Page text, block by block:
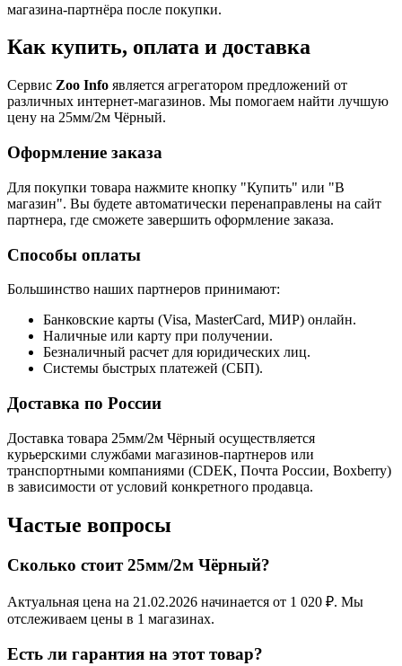
магазина-партнёра после покупки.
Как купить, оплата и доставка
Сервис Zoo Info является агрегатором предложений от
различных интернет-магазинов. Мы помогаем найти лучшую
цену на 25мм/2м Чёрный.
Оформление заказа
Для покупки товара нажмите кнопку "Купить" или "В
магазин". Вы будете автоматически перенаправлены на сайт
партнера, где сможете завершить оформление заказа.
Способы оплаты
Большинство наших партнеров принимают:
Банковские карты (Visa, MasterCard, МИР) онлайн.
Наличные или карту при получении.
Безналичный расчет для юридических лиц.
Системы быстрых платежей (СБП).
Доставка по России
Доставка товара 25мм/2м Чёрный осуществляется
курьерскими службами магазинов-партнеров или
транспортными компаниями (CDEK, Почта России, Boxberry)
в зависимости от условий конкретного продавца.
Частые вопросы
Сколько стоит 25мм/2м Чёрный?
Актуальная цена на 21.02.2026 начинается от 1 020 ₽. Мы
отслеживаем цены в 1 магазинах.
Есть ли гарантия на этот товар?